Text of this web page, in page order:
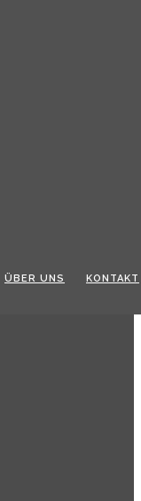
ÜBER UNS KONTAKT